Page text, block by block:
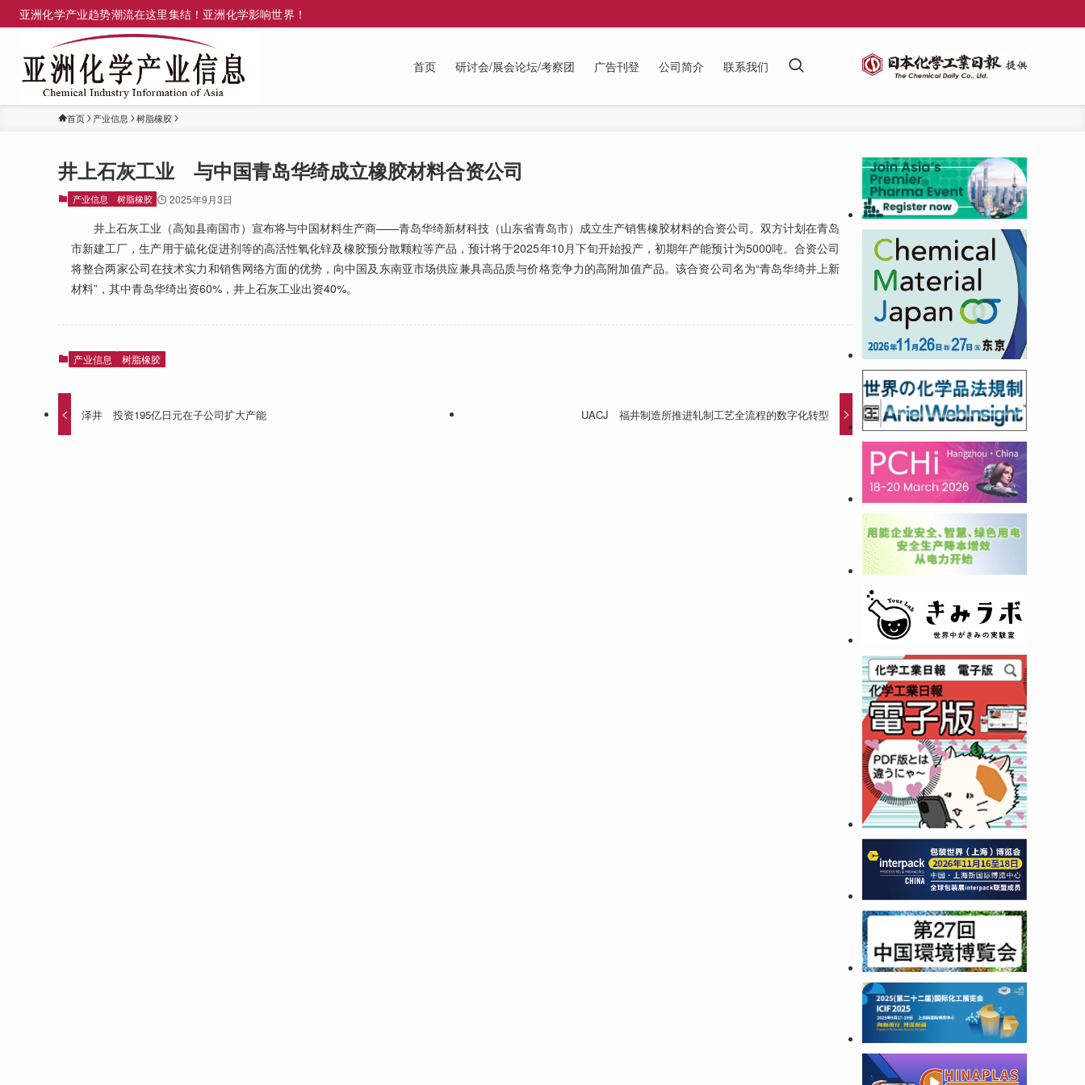
亚洲化学产业趋势潮流在这里集结！亚洲化学影响世界！
首页 研讨会/展会论坛/考察团 广告刊登 公司简介 联系我们
首页 产业信息 树脂橡胶
井上石灰工业 与中国青岛华绮成立橡胶材料合资公司
产业信息 树脂橡胶 2025年9月3日
井上石灰工业（高知县南国市）宣布将与中国材料生产商——青岛华绮新材科技（山东省青岛市）成立生产销售橡胶材料的合资公司。双方计划在青岛
市新建工厂，生产用于硫化促进剂等的高活性氧化锌及橡胶预分散颗粒等产品，预计将于2025年10月下旬开始投产，初期年产能预计为5000吨。合资公司
将整合两家公司在技术实力和销售网络方面的优势，向中国及东南亚市场供应兼具高品质与价格竞争力的高附加值产品。该合资公司名为“青岛华绮井上新
材料”，其中青岛华绮出资60%，井上石灰工业出资40%。
产业信息 树脂橡胶
泽井 投资195亿日元在子公司扩大产能 UACJ 福井制造所推进轧制工艺全流程的数字化转型